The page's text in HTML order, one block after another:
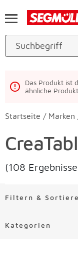
Das Produkt ist
ähnliche
Startseite / Marken
(108
Filtern &
Kategorien